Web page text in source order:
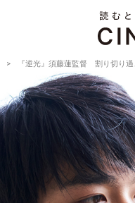
『逆光』須藤蓮監督 割り切り